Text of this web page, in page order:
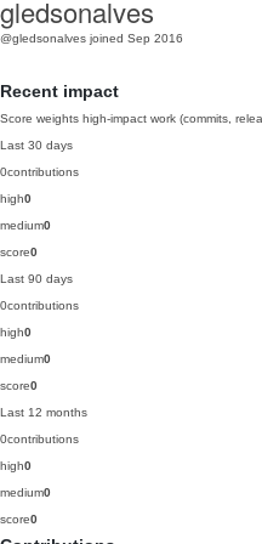
gledsonalves
@gledsonalves joined Sep 2016
Recent impact
Score weights high-impact work (commits,
Last 30 days
0contributions
high0
medium0
score0
Last 90 days
0contributions
high0
medium0
score0
Last 12 months
0contributions
high0
medium0
score0